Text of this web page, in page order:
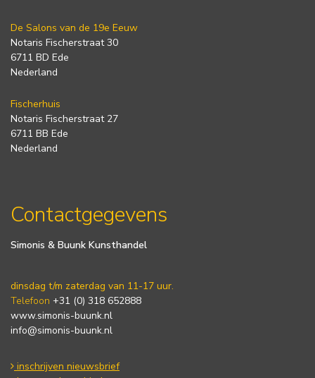
De Salons van de 19e Eeuw
Notaris Fischerstraat 30
6711 BD Ede
Nederland
Fischerhuis
Notaris Fischerstraat 27
6711 BB Ede
Nederland
Contactgegevens
Simonis & Buunk Kunsthandel
dinsdag t/m zaterdag van 11-17 uur.
Telefoon +31 (0) 318 652888
www.simonis-buunk.nl
info@simonis-buunk.nl
inschrijven nieuwsbrief